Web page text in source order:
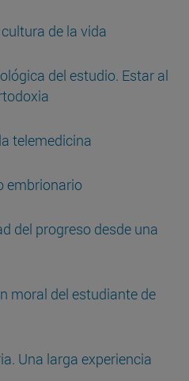
de la vida
del estudio. Estar al
telemedicina
embrionario
del progreso desde una
moral del estudiante de
Una larga experiencia